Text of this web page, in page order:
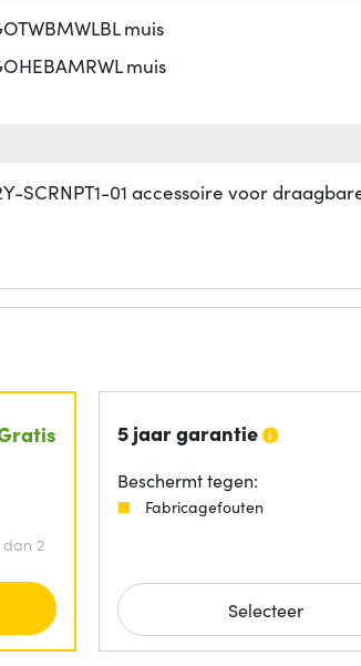
muis
muis
SCRNPT1-01 accessoire voor
2
5 jaar garantie
Beschermt tegen:
Fabricagefouten
Selecteer